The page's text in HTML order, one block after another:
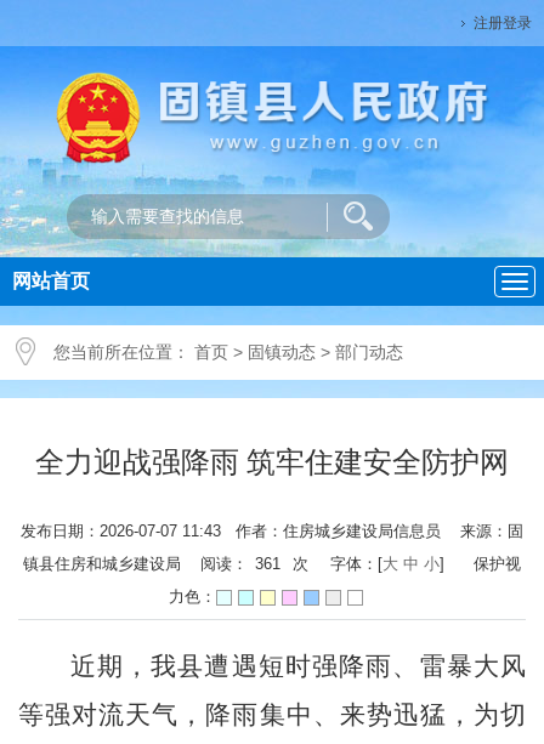
注册登录
导
航
网站首页
您当前所在位置： 首页 > 固镇动态 > 部门动态
全力迎战强降雨 筑牢住建安全防护网
发布日期：2026-07-07 11:43 作者：住房城乡建设局信息员 来源：固
镇县住房和城乡建设局 阅读：
361 次 字体：[大 中 小]
保护视
力色：
近期，我县遭遇短时强降雨、雷暴大风
等强对流天气，降雨集中、来势迅猛，为切